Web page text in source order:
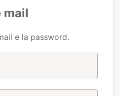
mail
e la password.